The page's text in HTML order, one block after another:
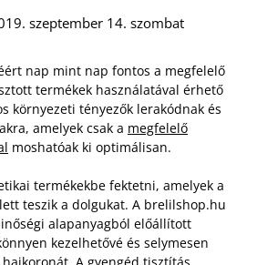
szeptember 14. szombat
nap mint nap fontos a megfelelő
termékek használatával érhető
környezeti tényezők lerakódnak és
amelyek csak a megfelelő
moshatóak ki optimálisan.
termékekbe fektetni, amelyek a
teszik a dolgukat. A brelilshop.hu
alapanyagból előállított
kezelhetővé és selymesen